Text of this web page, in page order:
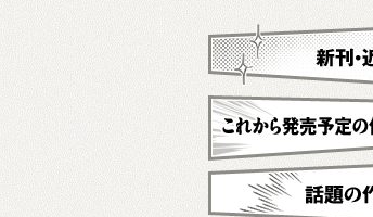
新刊・近刊
これから発売予定